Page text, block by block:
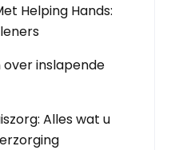
Helping Hands:
inslapende
Alles wat u